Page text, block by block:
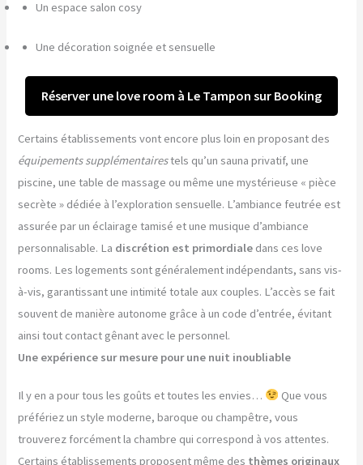
Un espace salon cosy
Une décoration soignée et sensuelle
Réserver une love room à Le Tampon sur Booking
Certains établissements vont encore plus loin en proposant des
équipements supplémentairestels qu’un sauna privatif, une
piscine, une table de massage ou même une mystérieuse « pièce
secrète » dédiée à l’exploration sensuelle. L’ambiance feutrée est
assurée par un éclairage tamisé et une musique d’ambiance
personnalisable. La discrétion est primordiale dans ces love
rooms. Les logements sont généralement indépendants, sans vis-
à-vis, garantissant une intimité totale aux couples. L’accès se fait
souvent de manière autonome grâce à un code d’entrée, évitant
ainsi tout contact gênant avec le personnel.
Une expérience sur mesure pour une nuit inoubliable
Il y en a pour tous les goûts et toutes les envies…
Que vous
préfériez un style moderne, baroque ou champêtre, vous
trouverez forcément la chambre qui correspond à vos attentes.
Certains établissements proposent même des thèmes originaux